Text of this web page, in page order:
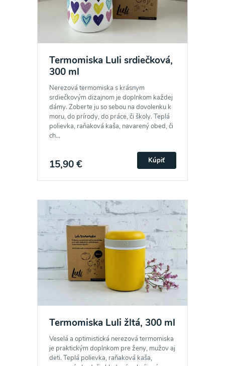
Termomiska Luli srdiečková,
300 ml
Nerezová termomiska s krásnym
srdiečkovým dizajnom je doplnkom každej
dámy. Zoberte ju so sebou na dovolenku k
moru, do prírody, do práce, či školy. Teplá
polievka, raňaková kaša, navarený obed, či
ch...
15,90 € Kúpiť
Termomiska Luli žltá, 300 ml
Veselá a optimistická nerezová termomiska
je praktickým doplnkom pre ženy, mužov aj
deti. Teplá polievka, raňaková kaša,